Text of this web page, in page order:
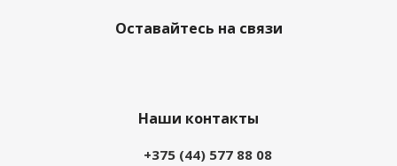
Оставайтесь на связи
Наши контакты
+375 (44) 577 88 08